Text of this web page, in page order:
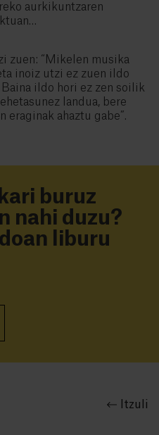
aurkikuntzaren
zuen: “Mikelen musika
inoiz utzi ez zuen ildo
ildo hori ez zen soilik
landua, bere
eraginak ahaztu gabe”.
buruz
nahi duzu?
liburu
Itzuli